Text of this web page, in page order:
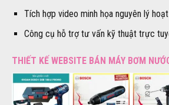
Tích hợp video minh họa nguyên lý
Công cụ hỗ trợ tư vấn kỹ thuật trực
THIẾT KẾ WEBSITE BÁN MÁY BƠM